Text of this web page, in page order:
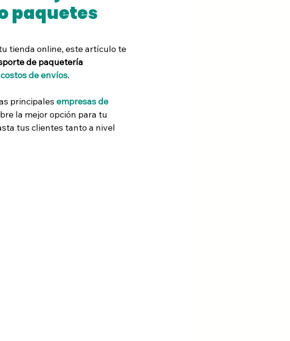
Los más leidos
paquetes
tienda online, este artículo te
de paquetería
de envíos.
principales empresas de
la mejor opción para tu
tus clientes tanto a nivel